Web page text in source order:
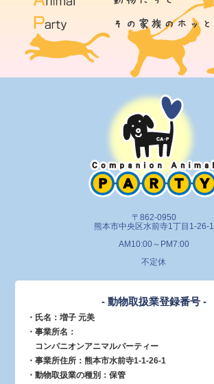
〒862-0950
熊本市中央区水前寺1丁目1-26-1
AM10:00～PM7:00
不定休
- 動物取扱業登録番号 -
・氏名：増子 元美
・事業所名：
コンパニオンアニマルパーティー
・事業所住所：熊本市水前寺1-1-26-1
・動物取扱業の種別：保管